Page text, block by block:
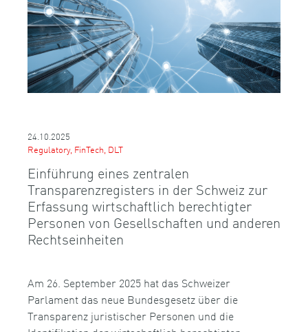
24.10.2025
Regulatory, FinTech, DLT
Einführung eines zentralen
Transparenzregisters in der Schweiz zur
Erfassung wirtschaftlich berechtigter
Personen von Gesellschaften und anderen
Rechtseinheiten
Am 26. September 2025 hat das Schweizer
Parlament das neue Bundesgesetz über die
Transparenz juristischer Personen und die